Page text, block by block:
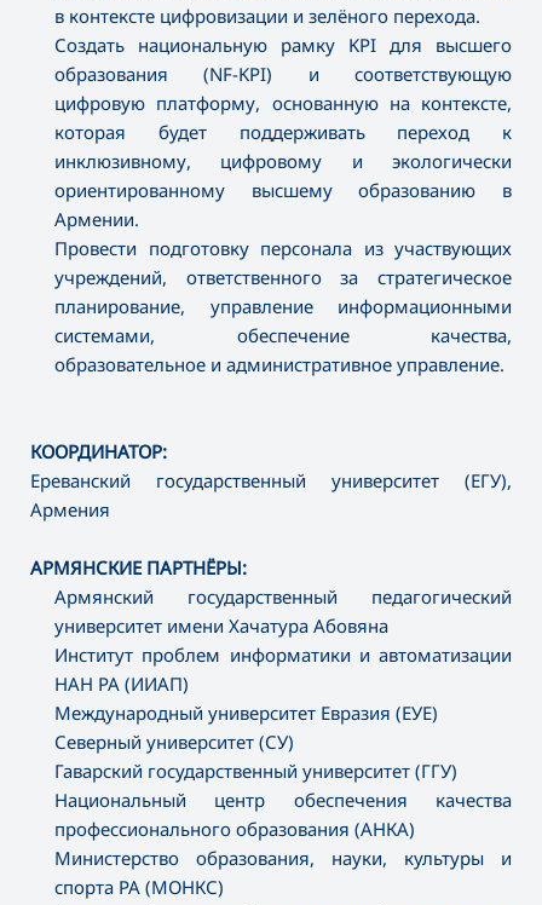
в контексте цифровизации и зелёного перехода.
Создать национальную рамку KPI для высшего
образования (NF-KPI) и соответствующую
цифровую платформу, основанную на контексте,
которая будет поддерживать переход к
инклюзивному, цифровому и экологически
ориентированному высшему образованию в
Армении.
Провести подготовку персонала из участвующих
учреждений, ответственного за стратегическое
планирование, управление информационными
системами, обеспечение качества,
образовательное и административное управление.
КООРДИНАТОР:
Ереванский государственный университет (ЕГУ),
Армения
АРМЯНСКИЕ ПАРТНЁРЫ:
Армянский государственный педагогический
университет имени Хачатура Абовяна
Институт проблем информатики и автоматизации
НАН РА (ИИАП)
Международный университет Евразия (ЕУЕ)
Северный университет (СУ)
Гаварский государственный университет (ГГУ)
Национальный центр обеспечения качества
профессионального образования (АНКА)
Министерство образования, науки, культуры и
спорта РА (МОНКС)